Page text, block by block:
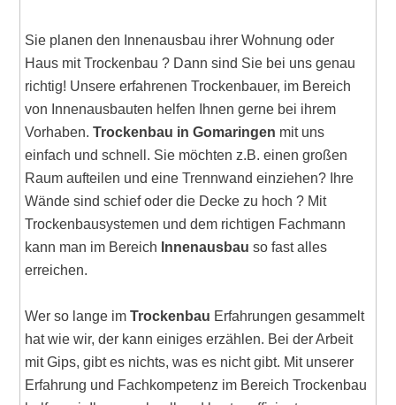
Sie planen den Innenausbau ihrer Wohnung oder
Haus mit Trockenbau ? Dann sind Sie bei uns genau
richtig! Unsere erfahrenen Trockenbauer, im Bereich
von Innenausbauten helfen Ihnen gerne bei ihrem
Vorhaben.Trockenbau in Gomaringen mit uns
einfach und schnell. Sie möchten z.B. einen großen
Raum aufteilen und eine Trennwand einziehen? Ihre
Wände sind schief oder die Decke zu hoch ? Mit
Trockenbausystemen und dem richtigen Fachmann
kann man im Bereich Innenausbau so fast alles
erreichen.
Wer so lange imTrockenbau Erfahrungen gesammelt
hat wie wir, der kann einiges erzählen. Bei der Arbeit
mit Gips, gibt es nichts, was es nicht gibt. Mit unserer
Erfahrung und Fachkompetenz im Bereich Trockenbau